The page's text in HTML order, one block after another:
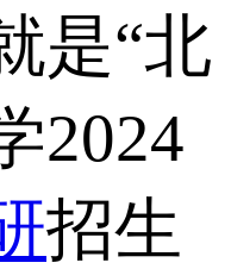
“北
2024
招生